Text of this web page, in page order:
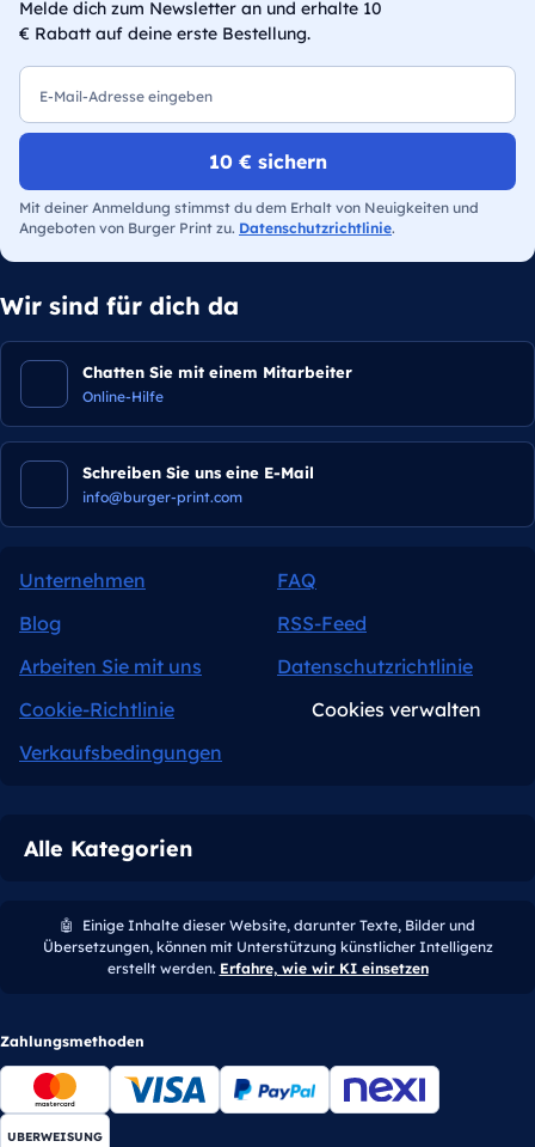
Melde dich zum Newsletter an und erhalte 10
€ Rabatt auf deine erste Bestellung.
10 € sichern
Mit deiner Anmeldung stimmst du dem Erhalt von Neuigkeiten und
Angeboten von Burger Print zu. Datenschutzrichtlinie.
Wir sind für dich da
Chatten Sie mit einem Mitarbeiter
Online-Hilfe
Schreiben Sie uns eine E-Mail
info@burger-print.com
Unternehmen
FAQ
Blog
RSS-Feed
Arbeiten Sie mit uns
Datenschutzrichtlinie
Cookie-Richtlinie
Cookies verwalten
Verkaufsbedingungen
Alle Kategorien
🤖
Einige Inhalte dieser Website, darunter Texte, Bilder und
Übersetzungen, können mit Unterstützung künstlicher Intelligenz
erstellt werden. Erfahre, wie wir KI einsetzen
Zahlungsmethoden
UBERWEISUNG